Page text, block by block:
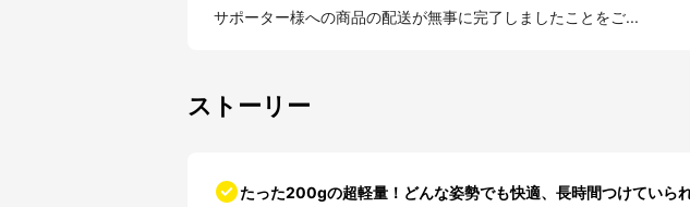
サポーター様への商品の配送が無事に完了しましたことをご...
ストーリー
たった200gの超軽量！どんな姿勢でも快適、長時間つけていら